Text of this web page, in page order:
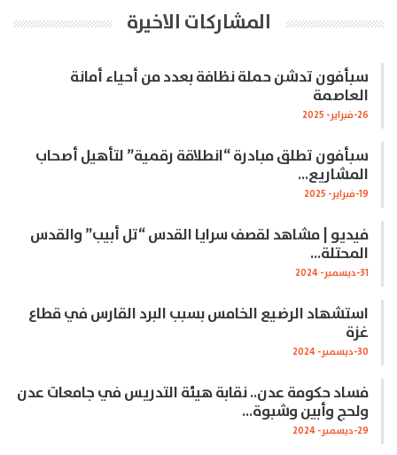
المشاركات الاخيرة
سبأفون تدشن حملة نظافة بعدد من أحياء أمانة
العاصمة
26-فبراير- 2025
سبأفون تطلق مبادرة “انطلاقة رقمية” لتأهيل أصحاب
المشاريع…
19-فبراير- 2025
فيديو | مشاهد لقصف سرايا القدس “تل أبيب” والقدس
المحتلة…
31-ديسمبر- 2024
استشهاد الرضيع الخامس بسبب البرد القارس في قطاع
غزة
30-ديسمبر- 2024
فساد حكومة عدن.. نقابة هيئة التدريس في جامعات عدن
ولحج وأبين وشبوة…
29-ديسمبر- 2024